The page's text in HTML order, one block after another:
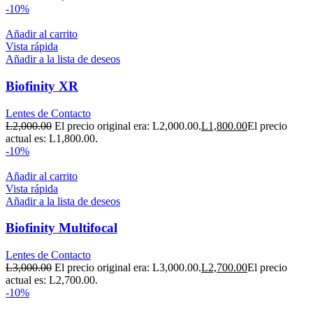
-10%
Añadir al carrito
Vista rápida
Añadir a la lista de deseos
Biofinity XR
Lentes de Contacto
L2,000.00 El precio original era: L2,000.00.L1,800.00El precio
actual es: L1,800.00.
-10%
Añadir al carrito
Vista rápida
Añadir a la lista de deseos
Biofinity Multifocal
Lentes de Contacto
L3,000.00 El precio original era: L3,000.00.L2,700.00El precio
actual es: L2,700.00.
-10%